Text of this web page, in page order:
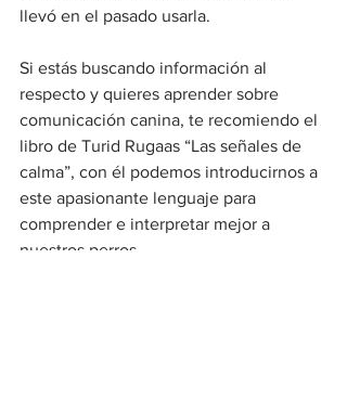
llevó en el pasado usarla.
Si estás buscando información al
respecto y quieres aprender sobre
comunicación canina, te recomiendo el
libro de Turid Rugaas “Las señales de
calma”, con él podemos introducirnos a
este apasionante lenguaje para
comprender e interpretar mejor a
nuestros perros.